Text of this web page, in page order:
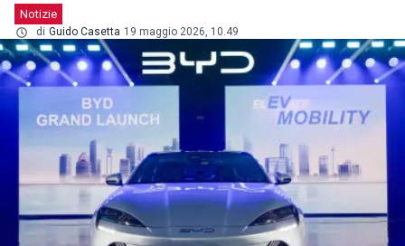
Notizie
di Guido Casetta 19 maggio 2026, 10.49